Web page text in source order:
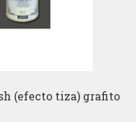
(efecto tiza) grafito